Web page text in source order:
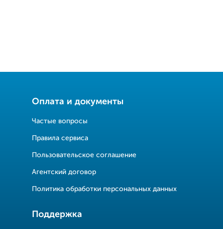
Оплата и документы
Частые вопросы
Правила сервиса
Пользовательское соглашение
Агентский договор
Политика обработки персональных данных
Поддержка